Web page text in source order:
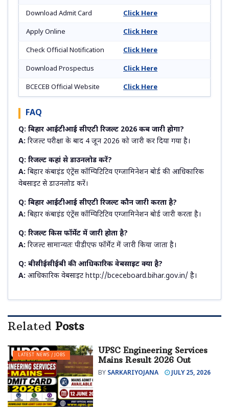
Download Admit Card Click Here
Apply Online Click Here
Check Official Notification Click Here
Download Prospectus Click Here
BCECEB Official Website Click Here
FAQ
Q: बिहार आईटीआई सीएटी रिजल्ट 2026 कब जारी होगा?
A: रिजल्ट परीक्षा के बाद 4 जून 2026 को जारी कर दिया गया है।
Q: रिजल्ट कहां से डाउनलोड करें?
A: बिहार कंबाइंड एंट्रेंस कॉम्पिटिटिव एग्जामिनेशन बोर्ड की आधिकारिक
वेबसाइट से डाउनलोड करें।
Q: बिहार आईटीआई सीएटी रिजल्ट कौन जारी करता है?
A: बिहार कंबाइंड एंट्रेंस कॉम्पिटिटिव एग्जामिनेशन बोर्ड जारी करता है।
Q: रिजल्ट किस फॉर्मेट में जारी होता है?
A: रिजल्ट सामान्यतः पीडीएफ फॉर्मेट में जारी किया जाता है।
Q: बीसीईसीईबी की आधिकारिक वेबसाइट क्या है?
A: आधिकारिक वेबसाइट http://bceceboard.bihar.gov.in/ है।
Related Posts
LATEST NEWS / JOBS
UPSC Engineering Services
Mains Result 2026 Out
BY SARKARIYOJANA JULY 25, 2026